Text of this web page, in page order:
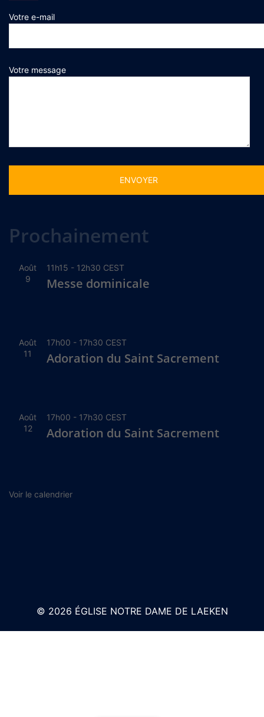
Votre e-mail
Votre message
Prochainement
Août
9
11h15 - 12h30 CEST
Messe dominicale
Août
11
17h00 - 17h30 CEST
Adoration du Saint Sacrement
Août
12
17h00 - 17h30 CEST
Adoration du Saint Sacrement
Voir le calendrier
© 2026 ÉGLISE NOTRE DAME DE LAEKEN